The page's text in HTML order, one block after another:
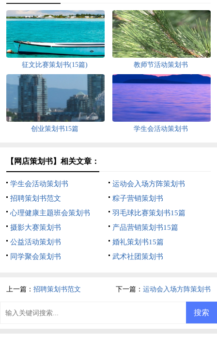
征文比赛策划书(15篇) 教师节活动策划书
创业策划书15篇 学生会活动策划书
【网店策划书】相关文章：
学生会活动策划书
运动会入场方阵策划书
招聘策划书范文
粽子营销策划书
心理健康主题班会策划书
羽毛球比赛策划书15篇
摄影大赛策划书
产品营销策划书15篇
公益活动策划书
婚礼策划书15篇
同学聚会策划书
武术社团策划书
上一篇：招聘策划书范文 下一篇： 运动会入场方阵策划书